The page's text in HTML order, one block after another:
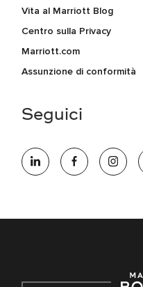
Vita al Marriott Blog
Centro sulla Privacy
Marriott.com
Assunzione di conformità
Seguici